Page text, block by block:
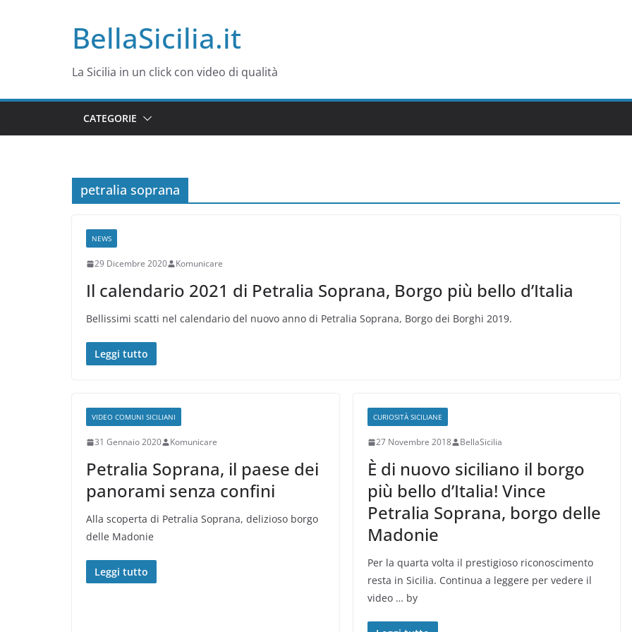
BellaSicilia.it
La Sicilia in un click con video di qualità
CATEGORIE
petralia soprana
NEWS
29 Dicembre 2020 Komunicare
Il calendario 2021 di Petralia Soprana, Borgo più bello d’Italia
Bellissimi scatti nel calendario del nuovo anno di Petralia Soprana, Borgo dei Borghi 2019.
Leggi tutto
VIDEO COMUNI SICILIANI
31 Gennaio 2020 Komunicare
Petralia Soprana, il paese dei
panorami senza confini
Alla scoperta di Petralia Soprana, delizioso borgo
delle Madonie
Leggi tutto
CURIOSITÀ SICILIANE
27 Novembre 2018 BellaSicilia
È di nuovo siciliano il borgo
più bello d’Italia! Vince
Petralia Soprana, borgo delle
Madonie
Per la quarta volta il prestigioso riconoscimento
resta in Sicilia. Continua a leggere per vedere il
video … by